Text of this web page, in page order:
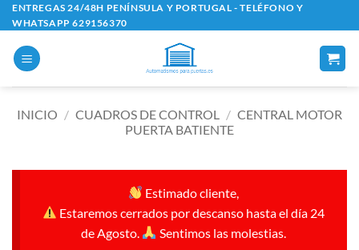
Saltar
al
contenido
ENTREGAS 24/48H PENÍNSULA Y PORTUGAL - TELÉFONO Y
WHATSAPP 629156370
INICIO / CUADROS DE CONTROL / CENTRAL MOTOR
PUERTA BATIENTE
Estimado cliente,
Estaremos cerrados por descanso hasta el día 24
de Agosto.
Sentimos las molestias.